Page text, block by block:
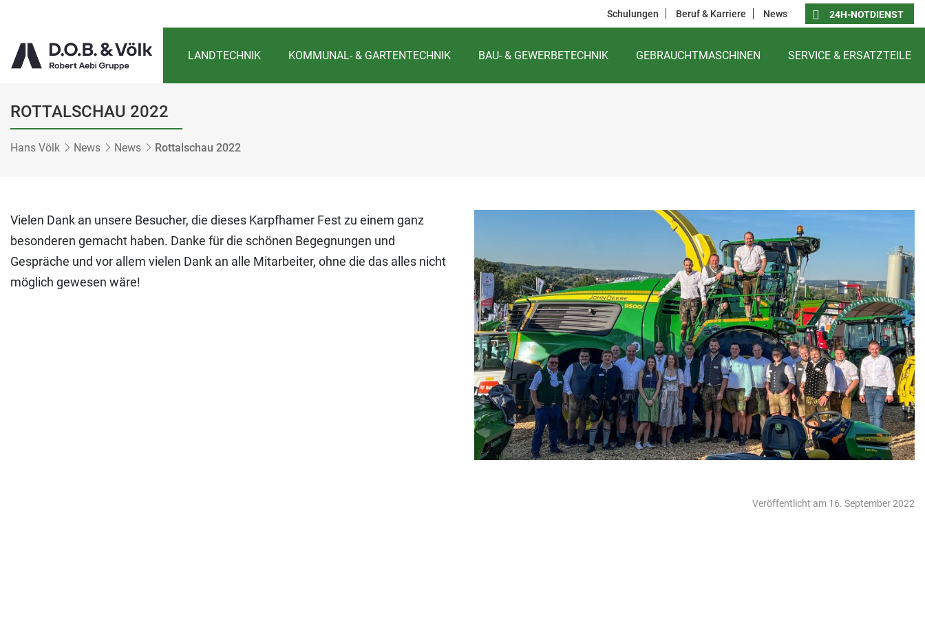
Schulungen Beruf & Karriere News 24H-NOTDIENST
LANDTECHNIK KOMMUNAL- & GARTENTECHNIK BAU- & GEWERBETECHNIK GEBRAUCHTMASCHINEN SERVICE & ERSATZTEILE
ROTTALSCHAU 2022
Hans Völk News News Rottalschau 2022
Vielen Dank an unsere Besucher, die dieses Karpfhamer Fest zu einem ganz
besonderen gemacht haben. Danke für die schönen Begegnungen und
Gespräche und vor allem vielen Dank an alle Mitarbeiter, ohne die das alles nicht
möglich gewesen wäre!
Veröffentlicht am 16. September 2022